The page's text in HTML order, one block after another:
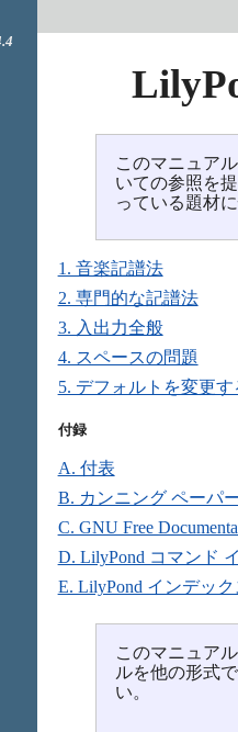
このマニュア
いての参照を
っている題材
1. 音楽記譜法
2. 専門的な記譜法
3. 入出力全般
4. スペースの問題
5. デフォルトを変更す
付録
A. 付表
B. カンニング ペーパ
C. GNU Free
D. LilyPond コマンド
E. LilyPond インデック
このマニュア
ルを他の形式
い。